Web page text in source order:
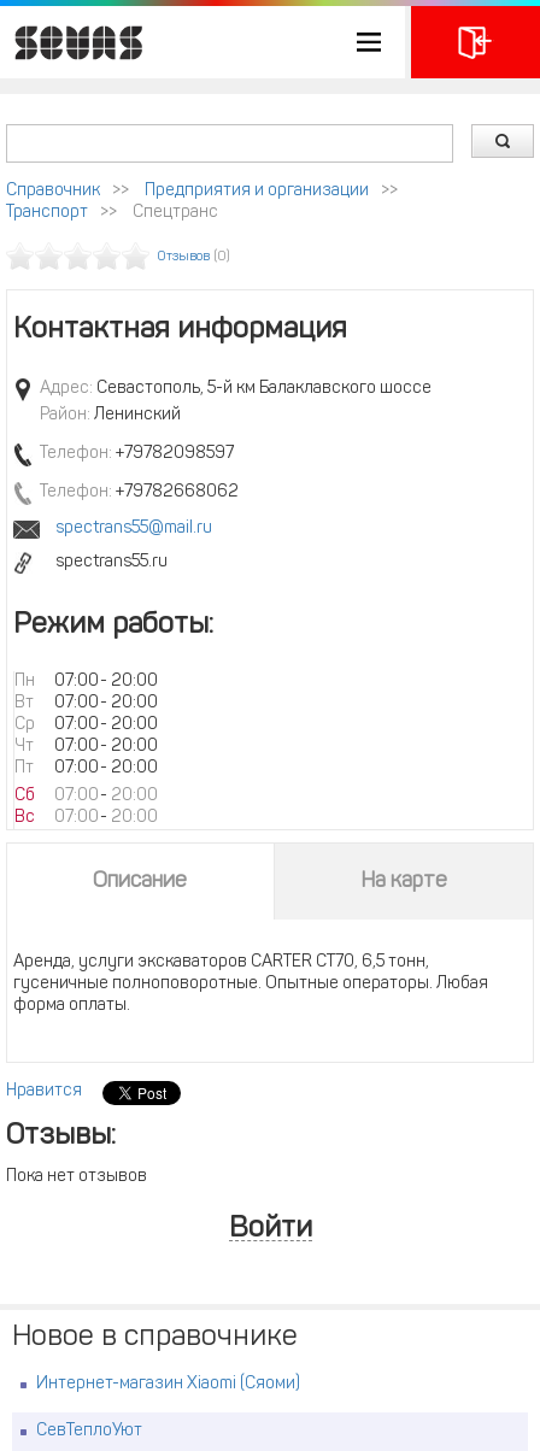
Справочник >> Предприятия и организации
>>
Транспорт
>> Спецтранс
Отзывов (0)
Контактная информация
Адрес: Севастополь, 5-й км Балаклавского шоссе
Район: Ленинский
Телефон: +79782098597
Телефон: +79782668062
spectrans55@mail.ru
spectrans55.ru
Режим работы:
Пн 07:00- 20:00
Вт
07:00- 20:00
Ср
07:00- 20:00
Чт
07:00- 20:00
Пт
07:00- 20:00
Сб
07:00- 20:00
Вс
07:00- 20:00
Описание На карте
Аренда, услуги экскаваторов CARTER CT70, 6,5 тонн,
гусеничные полноповоротные. Опытные операторы. Любая
форма оплаты.
Нравится
Отзывы:
Пока нет отзывов
Войти
Новое в справочнике
Интернет-магазин Xiaomi (Сяоми)
СевТеплоУют